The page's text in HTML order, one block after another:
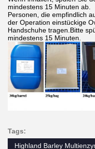
mindestens 15 Minuten ab.
Personen, die empfindlich
der Operation einstückige
Handschuhe tragen.Bitte
mindestens 15 Minuten.
Tags:
Highland Barley